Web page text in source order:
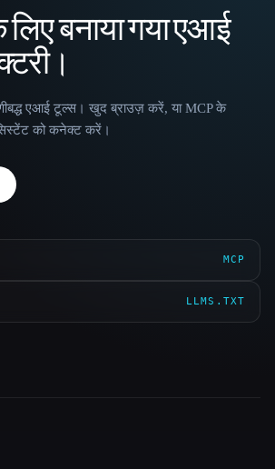
बनाया गया एआई
एआई टूल्स। खुद ब्राउज़ करें, या MCP के
को कनेक्ट करें।
MCP
LLMS.TXT